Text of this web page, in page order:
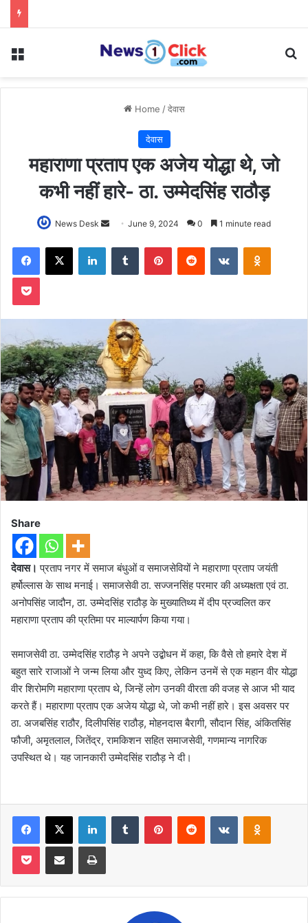
Menu
Home / देवास
देवास
महाराणा प्रताप एक अजेय योद्धा थे, जो
कभी नहीं हारे- ठा. उम्मेदसिंह राठौड़
News Desk
Send
email
June 9, 2024 0 1 minute read
Facebook
X LinkedInTumblr PinterestReddit VKontakte
Pocket
Share
देवास। प्रताप नगर में समाज बंधुओं व समाजसेवियों ने महाराणा प्रताप जयंती
हर्षोल्लास के साथ मनाई। समाजसेवी ठा. सज्जनसिंह परमार की अध्यक्षता एवं ठा.
अनोपसिंह जादौन, ठा. उम्मेदसिंह राठौड़ के मुख्यातिथ्य में दीप प्रज्वलित कर
महाराणा प्रताप की प्रतिमा पर माल्यार्पण किया गया।
समाजसेवी ठा. उम्मेदसिंह राठौड़ ने अपने उद्बोधन में कहा, कि वैसे तो हमारे देश में
बहुत सारे राजाओं ने जन्म लिया और युध्द किए, लेकिन उनमें से एक महान वीर योद्धा
वीर शिरोमणि महाराणा प्रताप थे, जिन्हें लोग उनकी वीरता की वजह से आज भी याद
करते हैं। महाराणा प्रताप एक अजेय योद्धा थे, जो कभी नहीं हारे। इस अवसर पर
ठा. अजबसिंह राठौर, दिलीपसिंह राठौड़, मोहनदास बैरागी, सौदान सिंह, अंकितसिंह
फौजी, अमृतलाल, जितेंद्र, रामकिशन सहित समाजसेवी, गणमान्य नागरिक
उपस्थित थे। यह जानकारी उम्मेदसिंह राठौड़ ने दी।
Facebook
X LinkedInTumblr PinterestReddit VKontakte
Pocket Share via Email Print